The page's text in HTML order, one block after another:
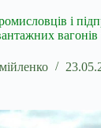
і
вагонів